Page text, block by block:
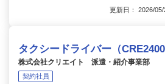
更新日： 2026/
タクシードライバー（
株式会社クリエイト 派遣・紹介事業部
契約社員